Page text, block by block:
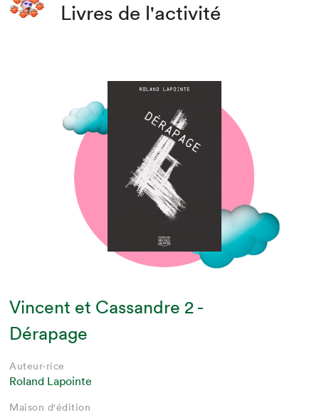
Livres de l'activité
Vincent et Cassandre 2 -
Dérapage
Auteur·rice
Roland Lapointe
Maison d'édition